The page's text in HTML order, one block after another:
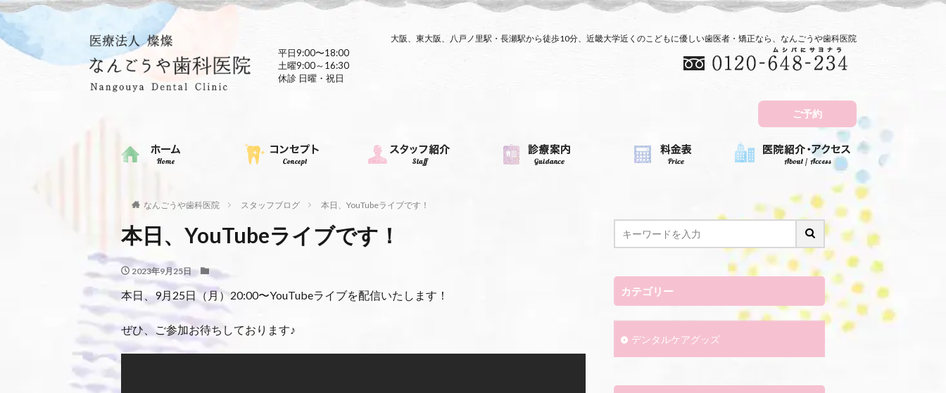
大阪、東大阪、八戸ノ里駅・長瀬駅から徒歩10分、近畿大学近くのこどもに優しい歯医者・矯正なら、なんごうや歯科医院
平日9:00〜18:00
土曜9:00～16:30
休診 日曜・祝日
ご予約
なんごうや歯科医院 スタッフブログ 本日、YouTubeライブです！
本日、YouTubeライブです！
2023年9月25日
本日、9月25日（月）20:00〜YouTubeライブを配信いたします！
ぜひ、ご参加お待ちしております♪
カテゴリー
デンタルケアグッズ